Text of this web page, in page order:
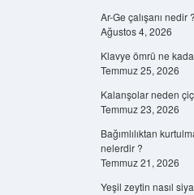
Ar-Ge çalışanı nedir ?
Ağustos 4, 2026
Klavye ömrü ne
Temmuz 25, 2026
Kalanşolar neden
Temmuz 23, 2026
Bağımlılıktan
nelerdir ?
Temmuz 21, 2026
Yeşil zeytin nasıl